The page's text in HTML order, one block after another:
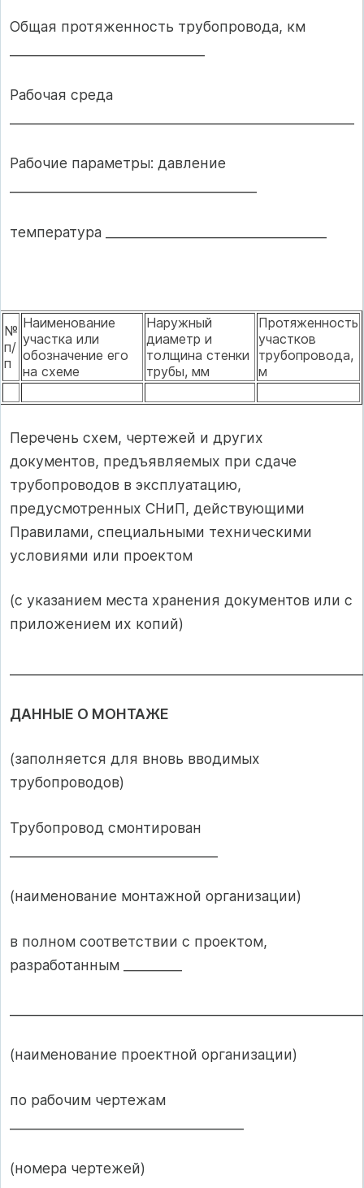
Общая протяженность трубопровода, км
Рабочая среда
Рабочие параметры: давление
температура __________________________________
№
п/
п
Наименование
участка или
обозначение его
на схеме
Наружный
диаметр и
толщина стенки
трубы, мм
Протяженность
участков
трубопровода,
м
Перечень схем, чертежей и других
документов, предъявляемых при сдаче
трубопроводов в эксплуатацию,
предусмотренных СНиП, действующими
Правилами, специальными техническими
условиями или проектом
(с указанием места хранения документов или с
приложением их копий)
ДАННЫЕ О МОНТАЖЕ
(заполняется для вновь вводимых
трубопроводов)
Трубопровод смонтирован
(наименование монтажной организации)
в полном соответствии с проектом,
разработанным _________
(наименование проектной организации)
по рабочим чертежам
(номера чертежей)